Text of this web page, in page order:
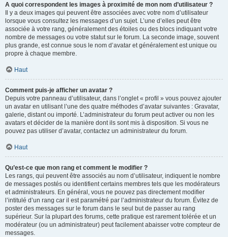
A quoi correspondent les images à proximité de mon nom d’utilisateur ?
Il y a deux images qui peuvent être associées avec votre nom d’utilisateur
lorsque vous consultez les messages d’un sujet. L’une d’elles peut être
associée à votre rang, généralement des étoiles ou des blocs indiquant votre
nombre de messages ou votre statut sur le forum. La seconde image, souvent
plus grande, est connue sous le nom d’avatar et généralement est unique ou
propre à chaque membre.
Haut
Comment puis-je afficher un avatar ?
Depuis votre panneau d’utilisateur, dans l’onglet « profil » vous pouvez ajouter
un avatar en utilisant l’une des quatre méthodes d’avatar suivantes : Gravatar,
galerie, distant ou importé. L’administrateur du forum peut activer ou non les
avatars et décider de la manière dont ils sont mis à disposition. Si vous ne
pouvez pas utiliser d’avatar, contactez un administrateur du forum.
Haut
Qu’est-ce que mon rang et comment le modifier ?
Les rangs, qui peuvent être associés au nom d’utilisateur, indiquent le nombre
de messages postés ou identifient certains membres tels que les modérateurs
et administrateurs. En général, vous ne pouvez pas directement modifier
l’intitulé d’un rang car il est paramétré par l’administrateur du forum. Évitez de
poster des messages sur le forum dans le seul but de passer au rang
supérieur. Sur la plupart des forums, cette pratique est rarement tolérée et un
modérateur (ou un administrateur) peut facilement abaisser votre compteur de
messages.